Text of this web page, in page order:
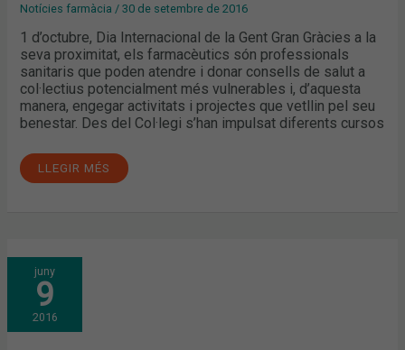
Notícies farmàcia /30 de setembre de 2016
1 d’octubre, Dia Internacional de la Gent Gran Gràcies a la
seva proximitat, els farmacèutics són professionals
sanitaris que poden atendre i donar consells de salut a
col·lectius potencialment més vulnerables i, d’aquesta
manera, engegar activitats i projectes que vetllin pel seu
benestar. Des del Col·legi s’han impulsat diferents cursos
LLEGIR MÉS
juny
9
2016
ENVELLIMENT
ACTIU
I
SALUDABLE:
NOU
GRUP
DE